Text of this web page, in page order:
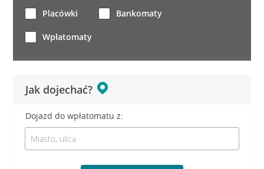
Jak dojechać?
Dojazd do wpłatomatu z:
Placówki Bankomaty
Wpłatomaty